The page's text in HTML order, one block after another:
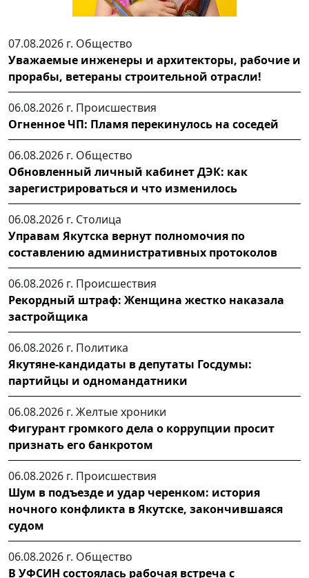
07.08.2026 г. Общество
Уважаемые инженеры и архитекторы, рабочие и
прорабы, ветераны строительной отрасли!
06.08.2026 г. Происшествия
Огненное ЧП: Пламя перекинулось на соседей
06.08.2026 г. Общество
Обновленный личный кабинет ДЭК: как
зарегистрироваться и что изменилось
06.08.2026 г. Столица
Управам Якутска вернут полномочия по
составлению административных протоколов
06.08.2026 г. Происшествия
Рекордный штраф: Женщина жестко наказала
застройщика
06.08.2026 г. Политика
Якутяне-кандидаты в депутаты Госдумы:
партийцы и одномандатники
06.08.2026 г. Желтые хроники
Фигурант громкого дела о коррупции просит
признать его банкротом
06.08.2026 г. Происшествия
Шум в подъезде и удар черенком: история
ночного конфликта в Якутске, закончившаяся
судом
06.08.2026 г. Общество
В УФСИН состоялась рабочая встреча с